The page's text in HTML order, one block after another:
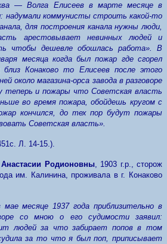
— Волга Елисеев в марте месяце в
надумали коммунисты строить какой-то
для построения канала нужны люди,
арестовывает невинных людей и
чтобы дешевле обошлась работа». В
месяца когда был пожар где сгорел
близ Конаково то Елисеев после этого
около магазина-орса завода в разговоре
теперь и пожары что Советская власть
во время пожара, обойдешь кругом с
кончился, до тех пор будут пожары
Советская власть».
Л. 14-15.).
Родионовны, 1903 г.р., сторож
им. Калинина, проживала в г. Конаково
месяце 1937 года приблизительно в
со мною о его судимости заявил:
людей за что забирает попов в том
за то что я был поп, приписывает